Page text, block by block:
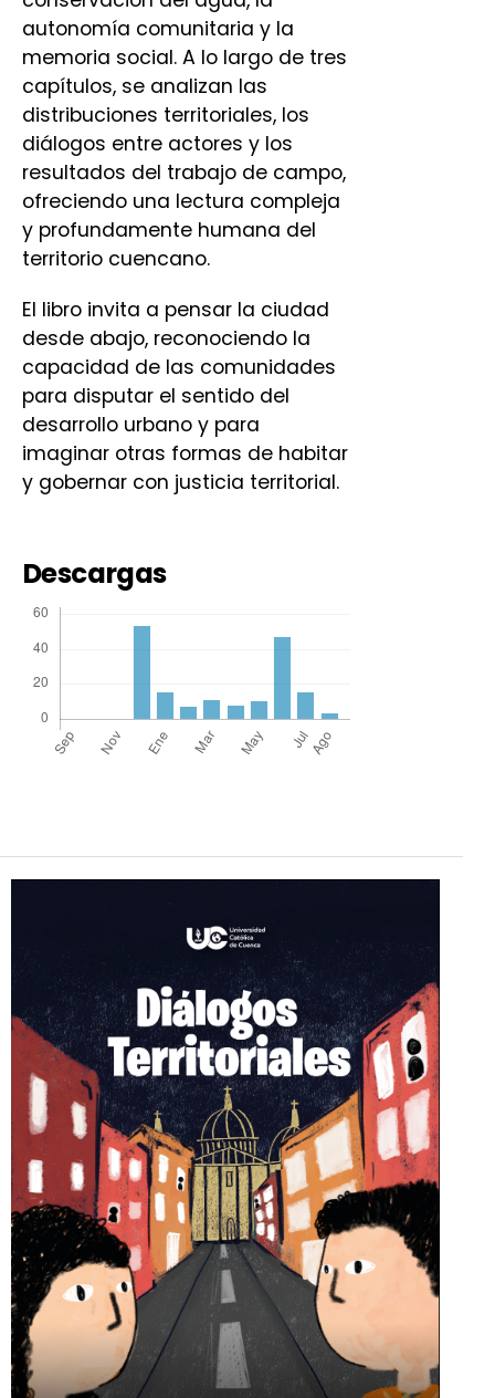
autonomía comunitaria y la
memoria social. A lo largo de tres
capítulos, se analizan las
distribuciones territoriales, los
diálogos entre actores y los
resultados del trabajo de campo,
ofreciendo una lectura compleja
y profundamente humana del
territorio cuencano.
El libro invita a pensar la ciudad
desde abajo, reconociendo la
capacidad de las comunidades
para disputar el sentido del
desarrollo urbano y para
imaginar otras formas de habitar
y gobernar con justicia territorial.
Descargas